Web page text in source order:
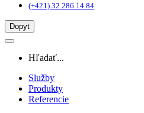
(+421) 32 286 14 84
Dopyt
Hľadať...
Služby
Produkty
Referencie